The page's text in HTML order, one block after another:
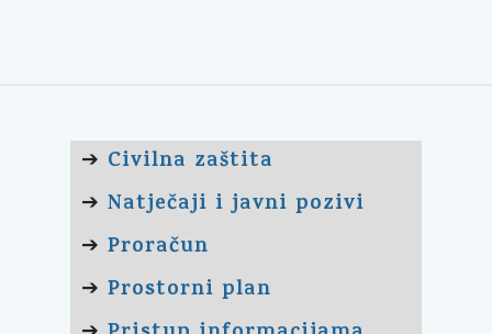
➔ Civilna zaštita
➔ Natječaji i javni pozivi
➔ Proračun
➔ Prostorni plan